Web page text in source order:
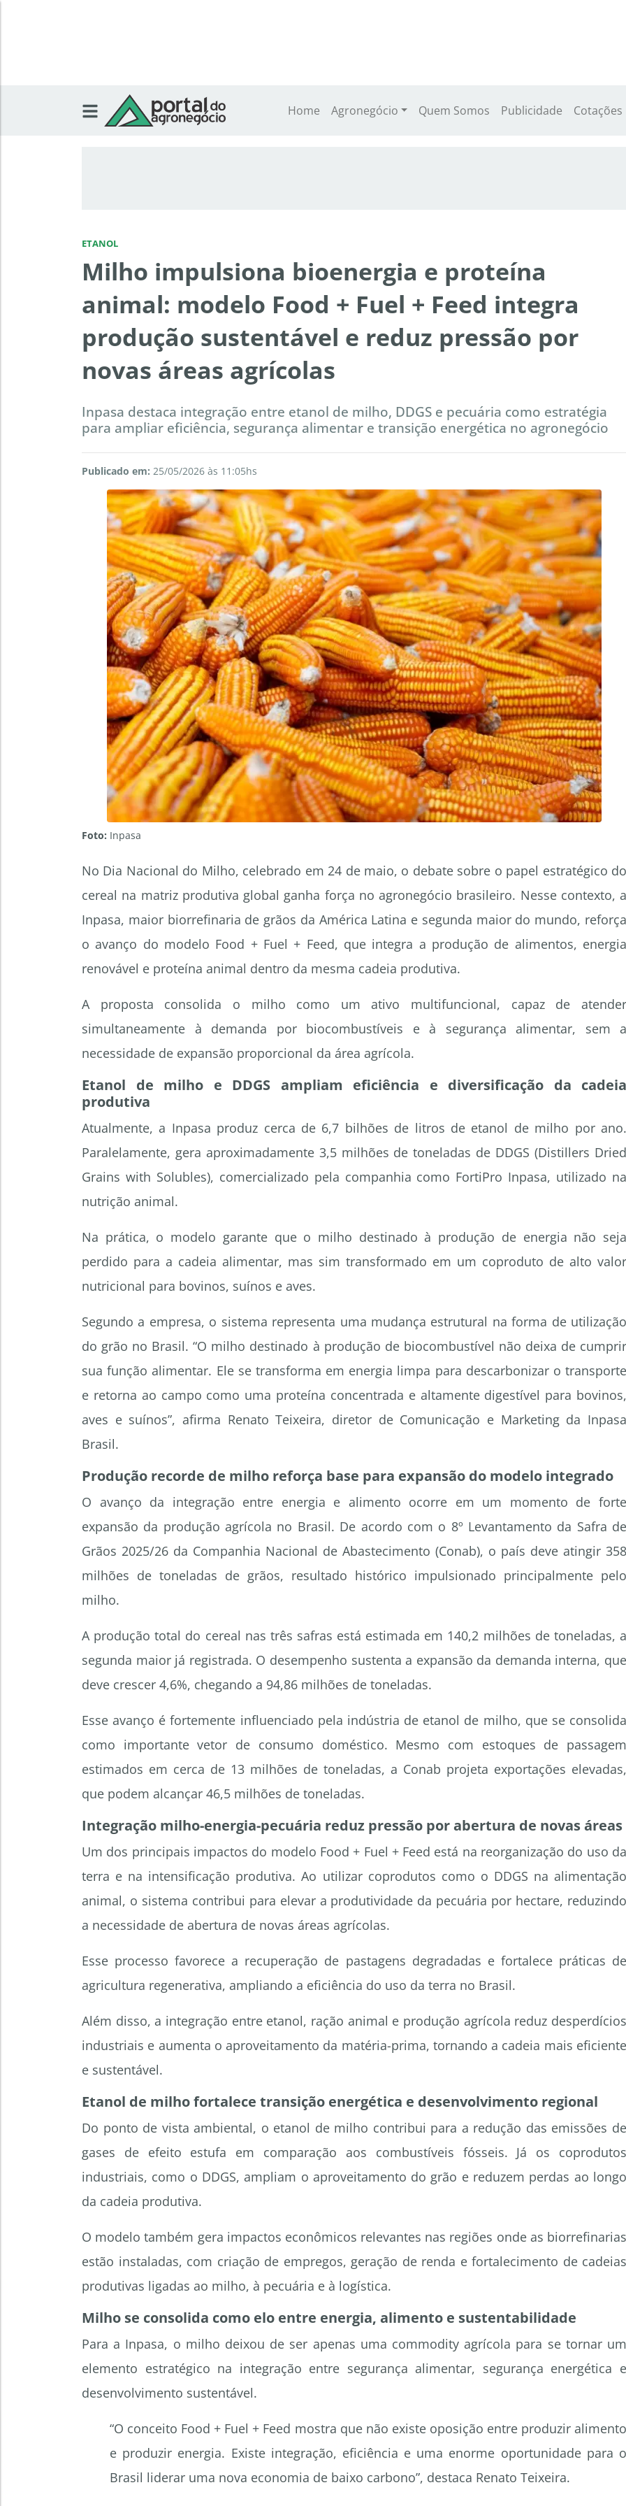
Home Agronegócio Quem Somos Publicidade Cotações
ETANOL
Milho impulsiona bioenergia e proteína
animal: modelo Food + Fuel + Feed integra
produção sustentável e reduz pressão por
novas áreas agrícolas
Inpasa destaca integração entre etanol de milho, DDGS e pecuária como estratégia
para ampliar eficiência, segurança alimentar e transição energética no agronegócio
Publicado em: 25/05/2026 às 11:05hs
Foto: Inpasa
No Dia Nacional do Milho, celebrado em 24 de maio, o debate sobre o papel estratégico do
cereal na matriz produtiva global ganha força no agronegócio brasileiro. Nesse contexto, a
Inpasa, maior biorrefinaria de grãos da América Latina e segunda maior do mundo, reforça
o avanço do modelo Food + Fuel + Feed, que integra a produção de alimentos, energia
renovável e proteína animal dentro da mesma cadeia produtiva.
A proposta consolida o milho como um ativo multifuncional, capaz de atender
simultaneamente à demanda por biocombustíveis e à segurança alimentar, sem a
necessidade de expansão proporcional da área agrícola.
Etanol de milho e DDGS ampliam eficiência e diversificação da cadeia
produtiva
Atualmente, a Inpasa produz cerca de 6,7 bilhões de litros de etanol de milho por ano.
Paralelamente, gera aproximadamente 3,5 milhões de toneladas de DDGS (Distillers Dried
Grains with Solubles), comercializado pela companhia como FortiPro Inpasa, utilizado na
nutrição animal.
Na prática, o modelo garante que o milho destinado à produção de energia não seja
perdido para a cadeia alimentar, mas sim transformado em um coproduto de alto valor
nutricional para bovinos, suínos e aves.
Segundo a empresa, o sistema representa uma mudança estrutural na forma de utilização
do grão no Brasil. “O milho destinado à produção de biocombustível não deixa de cumprir
sua função alimentar. Ele se transforma em energia limpa para descarbonizar o transporte
e retorna ao campo como uma proteína concentrada e altamente digestível para bovinos,
aves e suínos”, afirma Renato Teixeira, diretor de Comunicação e Marketing da Inpasa
Brasil.
Produção recorde de milho reforça base para expansão do modelo integrado
O avanço da integração entre energia e alimento ocorre em um momento de forte
expansão da produção agrícola no Brasil. De acordo com o 8º Levantamento da Safra de
Grãos 2025/26 da Companhia Nacional de Abastecimento (Conab), o país deve atingir 358
milhões de toneladas de grãos, resultado histórico impulsionado principalmente pelo
milho.
A produção total do cereal nas três safras está estimada em 140,2 milhões de toneladas, a
segunda maior já registrada. O desempenho sustenta a expansão da demanda interna, que
deve crescer 4,6%, chegando a 94,86 milhões de toneladas.
Esse avanço é fortemente influenciado pela indústria de etanol de milho, que se consolida
como importante vetor de consumo doméstico. Mesmo com estoques de passagem
estimados em cerca de 13 milhões de toneladas, a Conab projeta exportações elevadas,
que podem alcançar 46,5 milhões de toneladas.
Integração milho-energia-pecuária reduz pressão por abertura de novas áreas
Um dos principais impactos do modelo Food + Fuel + Feed está na reorganização do uso da
terra e na intensificação produtiva. Ao utilizar coprodutos como o DDGS na alimentação
animal, o sistema contribui para elevar a produtividade da pecuária por hectare, reduzindo
a necessidade de abertura de novas áreas agrícolas.
Esse processo favorece a recuperação de pastagens degradadas e fortalece práticas de
agricultura regenerativa, ampliando a eficiência do uso da terra no Brasil.
Além disso, a integração entre etanol, ração animal e produção agrícola reduz desperdícios
industriais e aumenta o aproveitamento da matéria-prima, tornando a cadeia mais eficiente
e sustentável.
Etanol de milho fortalece transição energética e desenvolvimento regional
Do ponto de vista ambiental, o etanol de milho contribui para a redução das emissões de
gases de efeito estufa em comparação aos combustíveis fósseis. Já os coprodutos
industriais, como o DDGS, ampliam o aproveitamento do grão e reduzem perdas ao longo
da cadeia produtiva.
O modelo também gera impactos econômicos relevantes nas regiões onde as biorrefinarias
estão instaladas, com criação de empregos, geração de renda e fortalecimento de cadeias
produtivas ligadas ao milho, à pecuária e à logística.
Milho se consolida como elo entre energia, alimento e sustentabilidade
Para a Inpasa, o milho deixou de ser apenas uma commodity agrícola para se tornar um
elemento estratégico na integração entre segurança alimentar, segurança energética e
desenvolvimento sustentável.
“O conceito Food + Fuel + Feed mostra que não existe oposição entre produzir alimento
e produzir energia. Existe integração, eficiência e uma enorme oportunidade para o
Brasil liderar uma nova economia de baixo carbono”, destaca Renato Teixeira.